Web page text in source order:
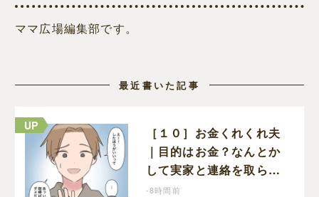
ママ広場編集部です。
最近書いた記事
［１０］お金くれくれ夫
｜目的はお金？なんとか
して実家と連絡を取らせ
ようとしてくる夫が怪し
-8時間前